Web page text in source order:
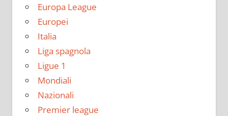
Europa League
Europei
Italia
Liga spagnola
Ligue 1
Mondiali
Nazionali
Premier league